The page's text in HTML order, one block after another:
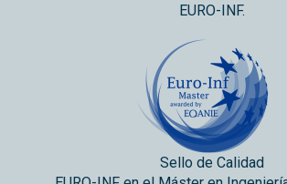
EURO-INF.
Sello de Calidad